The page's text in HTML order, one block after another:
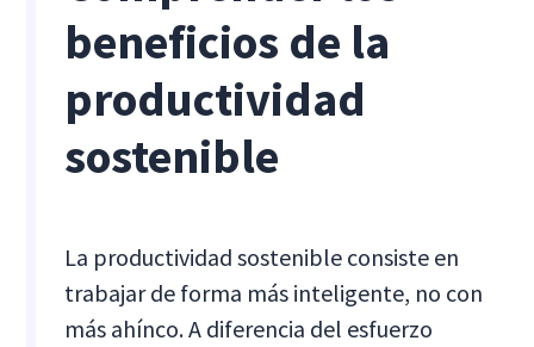
beneficios de la
productividad
sostenible
La productividad sostenible consiste en
trabajar de forma más inteligente, no con
más ahínco. A diferencia del esfuerzo